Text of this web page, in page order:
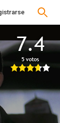
7.4
5 votos